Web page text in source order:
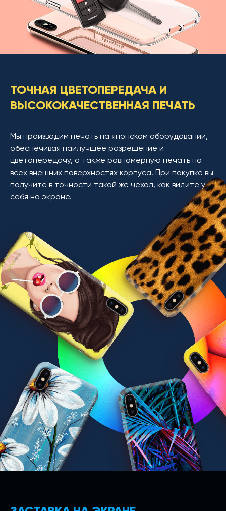
ТОЧНАЯ ЦВЕТОПЕРЕДАЧА И
ВЫСОКОКАЧЕСТВЕННАЯ ПЕЧАТЬ
Мы производим печать на японском оборудовании,
обеспечивая наилучшее разрешение и
цветопередачу, а также равномерную печать на
всех внешних поверхностях корпуса. При покупке вы
получите в точности такой же чехол, как видите у
себя на экране.